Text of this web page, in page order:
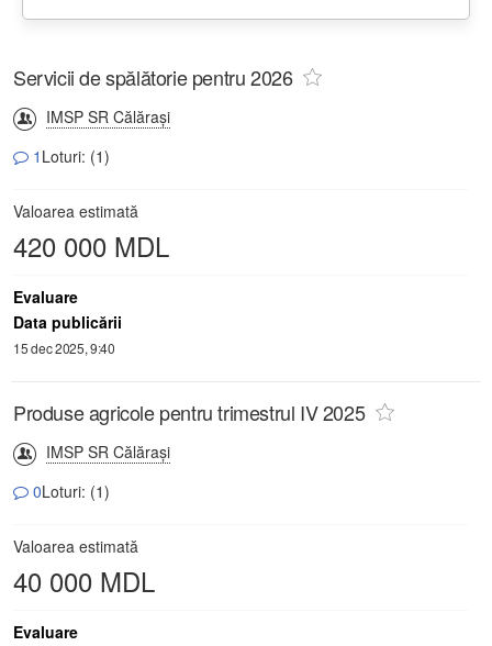
Servicii de spălătorie pentru 2026
IMSP SR Călăraşi
1 Loturi: (1)
Valoarea estimată
420 000 MDL
Evaluare
Data publicării
15 dec 2025, 9:40
Produse agricole pentru trimestrul IV 2025
IMSP SR Călăraşi
0Loturi: (1)
Valoarea estimată
40 000 MDL
Evaluare